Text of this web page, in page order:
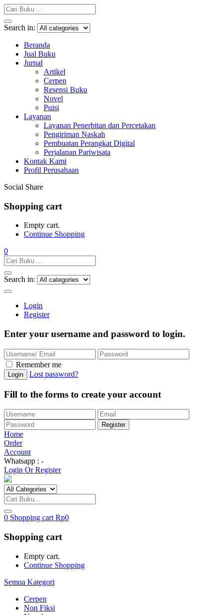
Search in:
Beranda
Jual Buku
Jurnal
Artikel
Cerpen
Resensi Buku
Novel
Puisi
Layanan
Layanan Penerbitan dan Percetakan
Pengiriman Naskah
Pembuatan Perangkat Digital
Perjalanan Pariwisata
Kontak Kami
Profil Perusahaan
Social Share
Shopping cart
Empty cart.
Continue Shopping
0
Search in:
Login
Register
Enter your username and password to login.
Remember me
Lost password?
Fill to the forms to create your account
Home
Order
Account
Whatsapp : -
Login Or Register
0 Shopping cart Rp0
Shopping cart
Empty cart.
Continue Shopping
Semua Kategori
Cerpen
Non Fiksi